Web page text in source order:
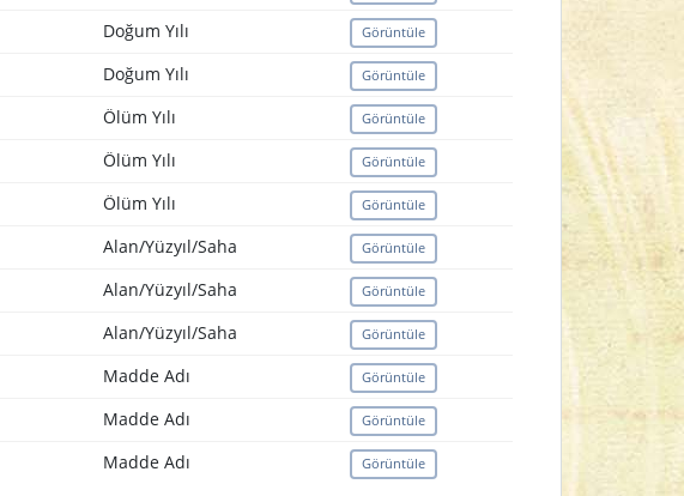
Doğum Yılı Görüntüle
Doğum Yılı Görüntüle
Ölüm Yılı Görüntüle
Ölüm Yılı Görüntüle
Ölüm Yılı Görüntüle
Alan/Yüzyıl/Saha Görüntüle
Alan/Yüzyıl/Saha Görüntüle
Alan/Yüzyıl/Saha Görüntüle
Madde Adı Görüntüle
Madde Adı Görüntüle
Madde Adı Görüntüle